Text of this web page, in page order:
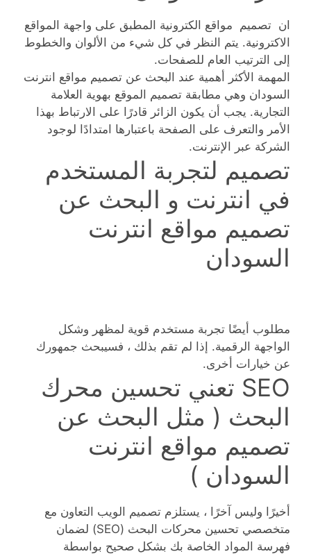
ان تصميم مواقع الكترونية المطبق على واجهة المواقع
الاكترونية. يتم النظر في كل شيء من الألوان والخطوط
إلى الترتيب العام للصفحات.
المهمة الأكثر أهمية عند البحث عن تصميم مواقع انترنت
السودان وهي مطابقة تصميم الموقع بهوية العلامة
التجارية. يجب أن يكون الزائر قادرًا على الارتباط بهذا
الأمر والتعرف على الصفحة باعتبارها امتدادًا لوجود
الشركة عبر الإنترنت.
تصميم لتجربة المستخدم
في انترنت و البحث عن
تصميم مواقع انترنت
السودان
مطلوب أيضًا تجربة مستخدم قوية لمظهر وشكل
الواجهة الرقمية. إذا لم تقم بذلك ، فسيبحث جمهورك
عن خيارات أخرى.
SEO تعني تحسين محرك
البحث ( مثل البحث عن
تصميم مواقع انترنت
السودان )
أخيرًا وليس آخرًا ، يستلزم تصميم الويب التعاون مع
متخصصي تحسين محركات البحث (SEO) لضمان
فهرسة المواد الخاصة بك بشكل صحيح بواسطة